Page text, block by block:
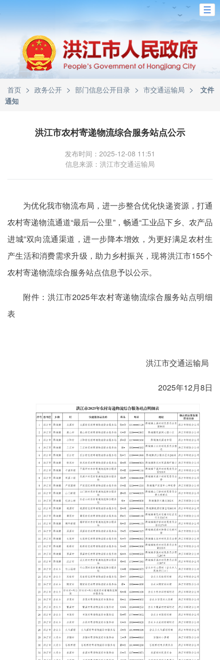
首页 > 政务公开 > 部门信息公开目录 > 市交通运输局 >
文件
通知
洪江市农村寄递物流综合服务站点公示
发布时间：2025-12-08 11:51
信息来源：洪江市交通运输局
为优化我市物流布局，进一步整合优化快递资源，打通
农村寄递物流通道“最后一公里”，畅通“工业品下乡、农产品
进城”双向流通渠道，进一步降本增效，为更好满足农村生
产生活和消费需求升级，助力乡村振兴，现将洪江市155个
农村寄递物流综合服务站点信息予以公示。
附件：洪江市2025年农村寄递物流综合服务站点明细
表
洪江市交通运输局
2025年12月8日